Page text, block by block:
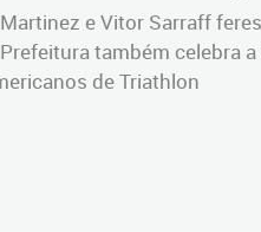
e Vitor Sarraff
também celebra
de Triathlon